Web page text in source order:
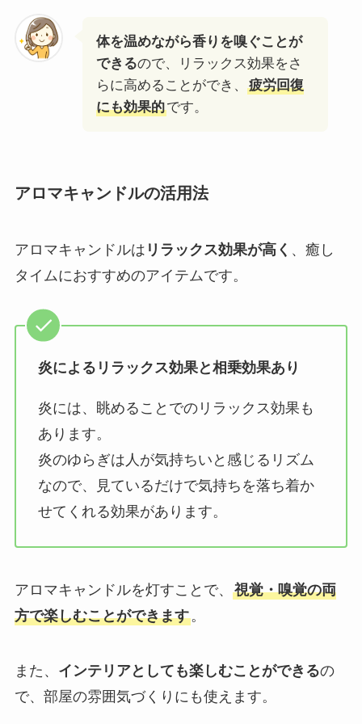
体を温めながら香りを嗅ぐことが
できるので、リラックス効果をさ
らに高めることができ、
疲労回復
にも効果的です。
アロマキャンドルの活用法
アロマキャンドルは リラックス効果が高く 、癒し
タイムにおすすめのアイテムです。
炎によるリラックス効果と相乗効果あり
炎には、眺めることでのリラックス効果も
あります。
炎のゆらぎは人が気持ちいと感じるリズム
なので、見ているだけで気持ちを落ち着か
せてくれる効果があります。
アロマキャンドルを灯すことで、 視覚・嗅覚の両
方で楽しむことができます。
また、 インテリアとしても楽しむことができるの
で、部屋の雰囲気づくりにも使えます。